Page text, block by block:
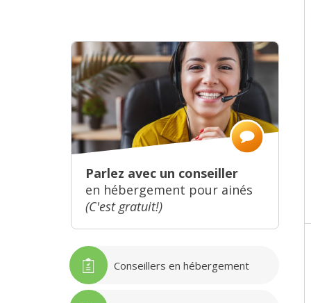
Parlez avec un conseiller
en hébergement pour ainés
(C'est gratuit!)
Conseillers en hébergement